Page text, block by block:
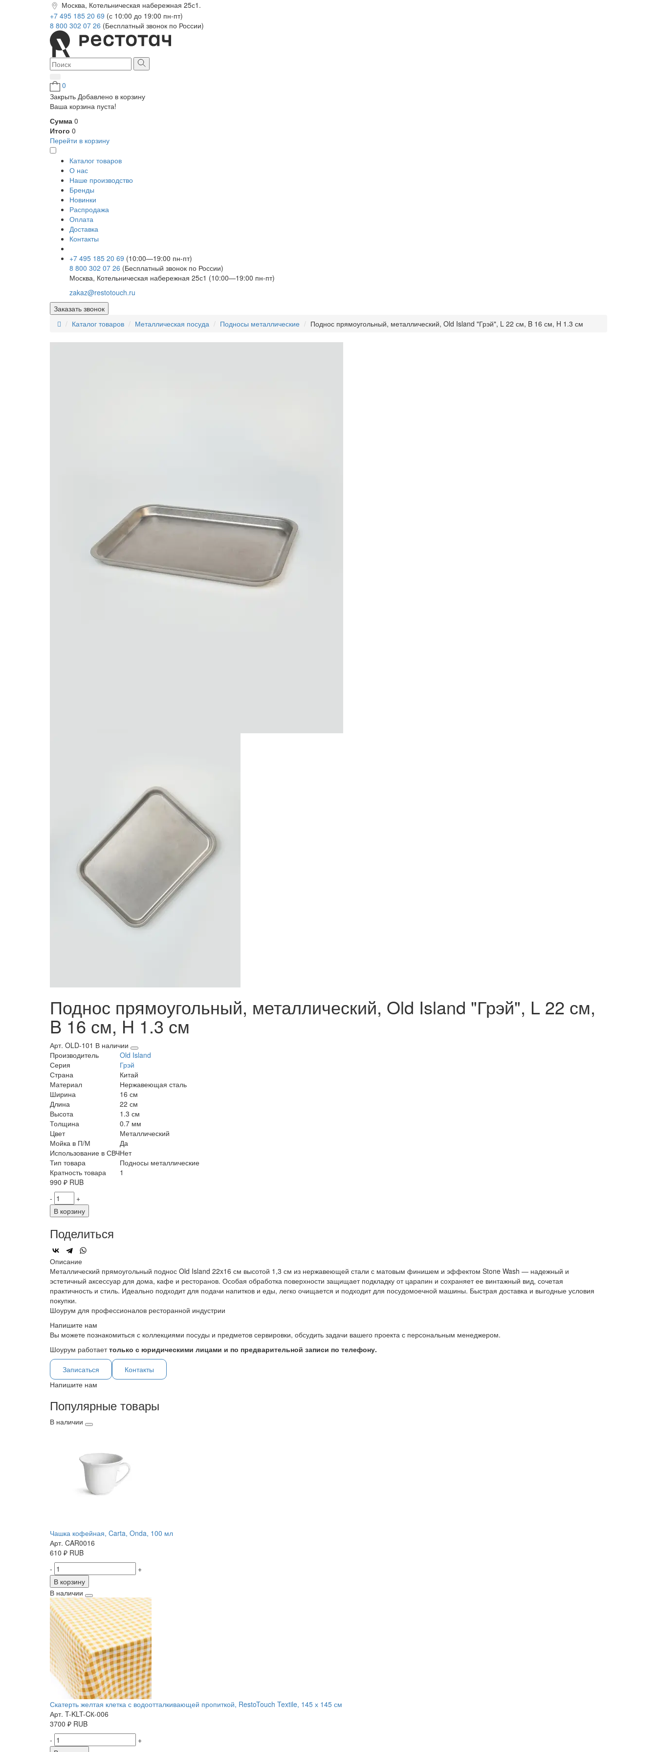
Москва, Котельническая набережная 25с1.
+7 495 185 20 69 (с 10:00 до 19:00 пн-пт)
8 800 302 07 26 (Бесплатный звонок по России)
0
Закрыть Добавлено в корзину
Ваша корзина пуста!
Сумма 0
Итого 0
Перейти в корзину
Каталог товаров
О нас
Наше производство
Бренды
Новинки
Распродажа
Оплата
Доставка
Контакты
+7 495 185 20 69 (10:00—19:00 пн-пт)
8 800 302 07 26 (Бесплатный звонок по России)
Москва, Котельническая набережная 25с1 (10:00—19:00 пн-пт)
zakaz@restotouch.ru
Заказать звонок
Каталог товаров
Металлическая посуда Подносы металлические Поднос прямоугольный, металлический, Old Island "Грэй", L 22 см, B 16 см, H 1.3 см
Поднос прямоугольный, металлический, Old Island "Грэй", L 22 см,
B 16 см, H 1.3 см
Арт. OLD-101 В наличии
Производитель
Old Island
Серия
Грэй
Страна
Китай
Материал
Нержавеющая сталь
Ширина
16 см
Длина
22 см
Высота
1.3 см
Толщина
0.7 мм
Цвет
Металлический
Мойка в П/М
Да
Использование в СВЧНет
Тип товара
Подносы металлические
Кратность товара
1
990 ₽ RUB
-
+
В корзину
Поделиться
Описание
Металлический прямоугольный поднос Old Island 22x16 см высотой 1,3 см из нержавеющей стали с матовым финишем и эффектом Stone Wash — надежный и
эстетичный аксессуар для дома, кафе и ресторанов. Особая обработка поверхности защищает подкладку от царапин и сохраняет ее винтажный вид, сочетая
практичность и стиль. Идеально подходит для подачи напитков и еды, легко очищается и подходит для посудомоечной машины. Быстрая доставка и выгодные условия
покупки.
Шоурум для профессионалов ресторанной индустрии
Напишите нам
Вы можете познакомиться с коллекциями посуды и предметов сервировки, обсудить задачи вашего проекта с персональным менеджером.
Шоурум работаеттолько с юридическими лицами и по предварительной записи по телефону.
Записаться
Контакты
Напишите нам
Популярные товары
В наличии
Чашка кофейная, Carta, Onda, 100 мл
Арт. CAR0016
610 ₽ RUB
-
+
В корзину
В наличии
Скатерть желтая клетка с водоотталкивающей пропиткой, RestoTouch Textile, 145 х 145 см
Арт. T-KLT-CК-006
3700 ₽ RUB
-
+